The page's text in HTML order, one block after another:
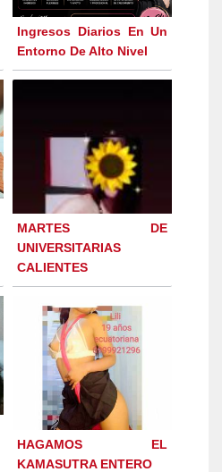
Ingresos Diarios En Un
Entorno De Alto Nivel
MARTES DE
UNIVERSITARIAS
CALIENTES
HAGAMOS EL
KAMASUTRA ENTERO